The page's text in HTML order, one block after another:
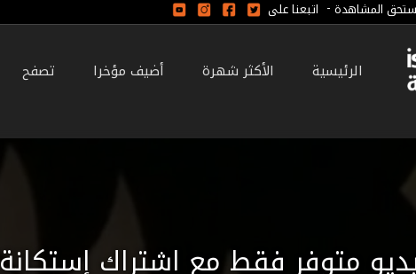
المشاهدة - اتبعنا على
الرئيسية الأكثر شهرة أضيف مؤخرا تصفح
متوفر فقط مع اشتراك إستكانة